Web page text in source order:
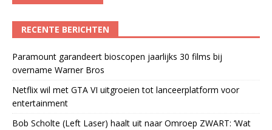
RECENTE BERICHTEN
Paramount garandeert bioscopen jaarlijks 30 films bij
overname Warner Bros
Netflix wil met GTA VI uitgroeien tot lanceerplatform voor
entertainment
Bob Scholte (Left Laser) haalt uit naar Omroep ZWART: ‘Wat